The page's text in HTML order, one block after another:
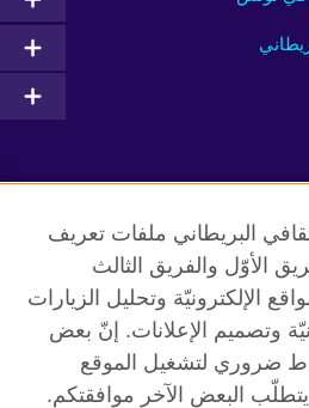
Facebook
TikTok
العالمي
البريطاني ملفات تعريف
الأوّل والفريق الثالث
الإلكترونيّة وتحليل الزيارات
وتصميم الإعلانات. إنّ بعض
ضروري لتشغيل الموقع
البعض الآخر موافقتكم.